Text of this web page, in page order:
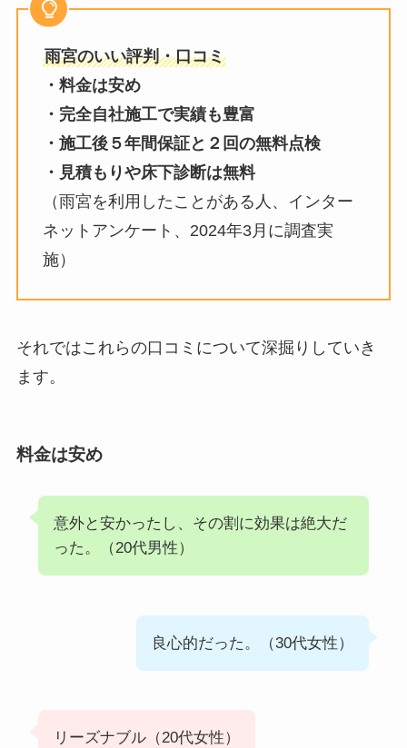
雨宮のいい評判・口コミ
・料金は安め
・完全自社施工で実績も豊富
・施工後５年間保証と２回の無料点検
・見積もりや床下診断は無料
（雨宮を利用したことがある人、インター
ネットアンケート、2024年3月に調査実
施）
それではこれらの口コミについて深掘りしていき
ます。
料金は安め
意外と安かったし、その割に効果は絶大だ
った。（20代男性）
良心的だった。（30代女性）
リーズナブル（20代女性）